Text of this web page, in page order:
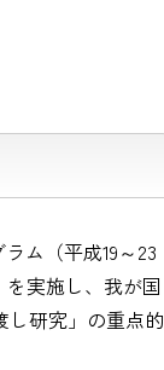
ム（平成19～23
実施し、我が国
し研究」の重点的